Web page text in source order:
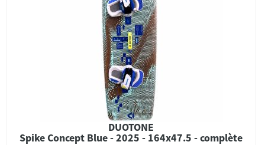
DUOTONE
Spike Concept Blue - 2025 - 164x47.5 - complète